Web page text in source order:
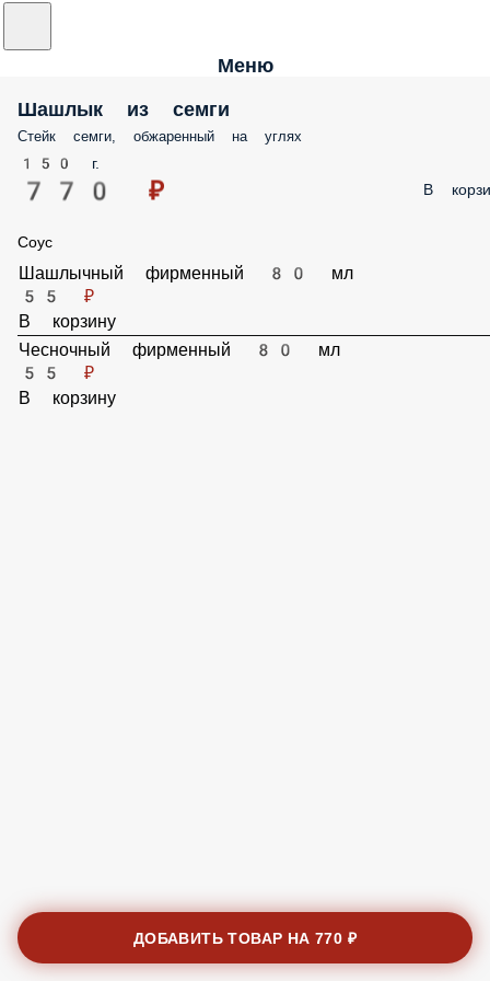
Меню
Шашлык из семги
Стейк семги, обжаренный на углях
150 г.
770 ₽ В
Соус
Шашлычный фирменный 80 мл
55 ₽
В корзину
Чесночный фирменный 80 мл
55 ₽
ДОБАВИТЬ ТОВАР НА770 ₽